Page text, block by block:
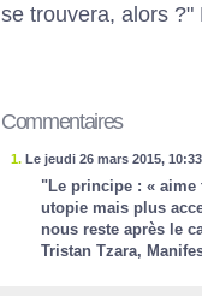
se trouvera, alors ?"
Commentaires
1. Le jeudi 26 mars 2015,
"Le principe : « aime
utopie mais plus
nous reste après le
Tristan Tzara,